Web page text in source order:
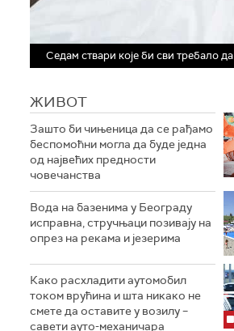
Седам ствари које би сви требало
ЖИВОТ
Зашто би чињеница да се рађамо
беспомоћни могла да буде једна
од највећих предности
човечанства
Вода на базенима у Београду
исправна, стручњаци позивају на
опрез на рекама и језерима
Како расхладити аутомобил
током врућина и шта никако не
смете да оставите у возилу –
савети ауто-механичара